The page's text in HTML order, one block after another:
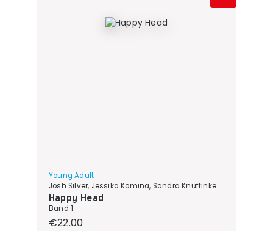
Young Adult
Josh Silver, Jessika Komina, Sandra Knuffinke
Happy Head
Band 1
Regular price:
€22.00